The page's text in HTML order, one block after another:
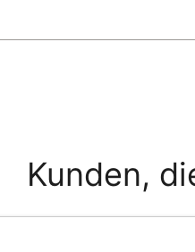
Kunden,